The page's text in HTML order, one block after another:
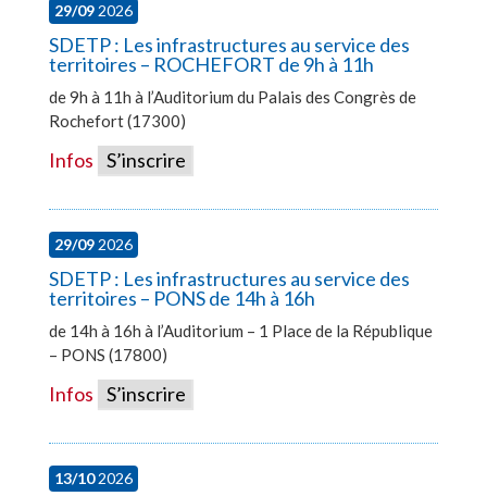
29/092026
SDETP : Les infrastructures au service des
territoires – ROCHEFORT de 9h à 11h
de 9h à 11h à l’Auditorium du Palais des Congrès de
Rochefort (17300)
Infos S’inscrire
29/092026
SDETP : Les infrastructures au service des
territoires – PONS de 14h à 16h
de 14h à 16h à l’Auditorium – 1 Place de la République
– PONS (17800)
Infos S’inscrire
13/102026